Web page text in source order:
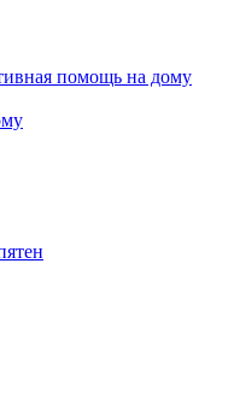
помощь на дому